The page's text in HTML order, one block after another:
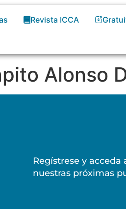
Revista ICCA
Alonso
Regístrese y
nuestras próximas